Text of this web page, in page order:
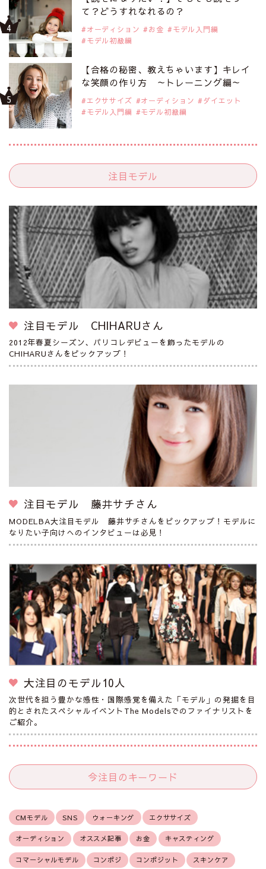
て？どうすれなれるの？
オーディション お金
モデル入門編
モデル初級編
【合格の秘密、教えちゃいます】キレイ
な笑顔の作り方 ～トレーニング編～
エクササイズ オーディション
ダイエット
モデル入門編
モデル初級編
注目モデル
注目モデル CHIHARUさん
2012年春夏シーズン、パリコレデビューを飾ったモデルの
CHIHARUさんをピックアップ！
注目モデル 藤井サチさん
MODELBA大注目モデル 藤井サチさんをピックアップ！モデルに
なりたい子向けへのインタビューは必見！
大注目のモデル10人
次世代を担う豊かな感性・国際感覚を備えた「モデル」の発掘を目
的とされたスペシャルイベントThe Modelsでのファイナリストを
ご紹介。
今注目のキーワード
CMモデル SNS ウォーキング エクササイズ
オーディション オススメ記事 お金 キャスティング
コマーシャルモデル コンポジ コンポジット スキンケア